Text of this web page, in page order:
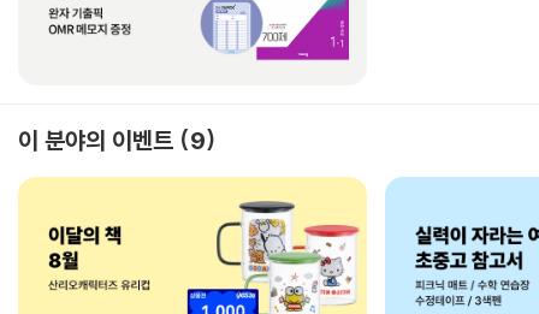
이 분야의 이벤트 9